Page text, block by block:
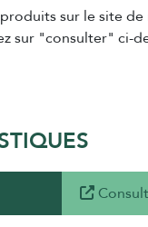
sur le site
sur "consulter" ci-